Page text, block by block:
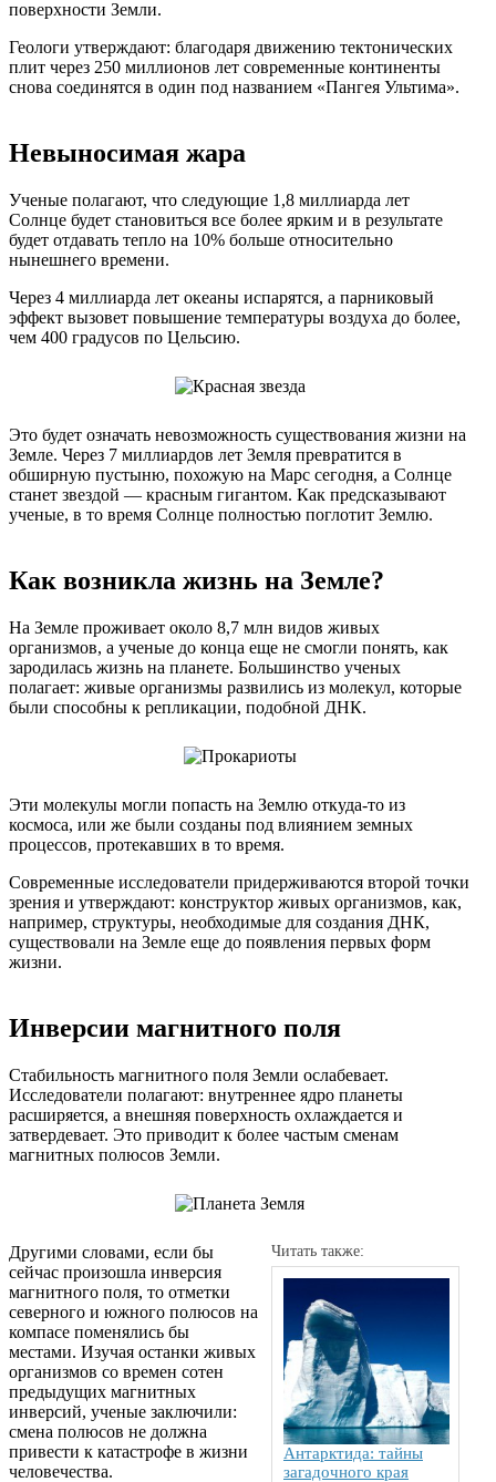
поверхности Земли.
Геологи утверждают: благодаря движению тектонических
плит через 250 миллионов лет современные континенты
снова соединятся в один под названием «Пангея Ультима».
Невыносимая жара
Ученые полагают, что следующие 1,8 миллиарда лет
Солнце будет становиться все более ярким и в результате
будет отдавать тепло на 10% больше относительно
нынешнего времени.
Через 4 миллиарда лет океаны испарятся, а парниковый
эффект вызовет повышение температуры воздуха до более,
чем 400 градусов по Цельсию.
Это будет означать невозможность существования жизни на
Земле. Через 7 миллиардов лет Земля превратится в
обширную пустыню, похожую на Марс сегодня, а Солнце
станет звездой — красным гигантом. Как предсказывают
ученые, в то время Солнце полностью поглотит Землю.
Как возникла жизнь на Земле?
На Земле проживает около 8,7 млн видов живых
организмов, а ученые до конца еще не смогли понять, как
зародилась жизнь на планете. Большинство ученых
полагает: живые организмы развились из молекул, которые
были способны к репликации, подобной ДНК.
Эти молекулы могли попасть на Землю откуда-то из
космоса, или же были созданы под влиянием земных
процессов, протекавших в то время.
Современные исследователи придерживаются второй точки
зрения и утверждают: конструктор живых организмов, как,
например, структуры, необходимые для создания ДНК,
существовали на Земле еще до появления первых форм
жизни.
Инверсии магнитного поля
Стабильность магнитного поля Земли ослабевает.
Исследователи полагают: внутреннее ядро планеты
расширяется, а внешняя поверхность охлаждается и
затвердевает. Это приводит к более частым сменам
магнитных полюсов Земли.
Читать также:
Антарктида: тайны
загадочного края
Другими словами, если бы
сейчас произошла инверсия
магнитного поля, то отметки
северного и южного полюсов на
компасе поменялись бы
местами. Изучая останки живых
организмов со времен сотен
предыдущих магнитных
инверсий, ученые заключили:
смена полюсов не должна
привести к катастрофе в жизни
человечества.